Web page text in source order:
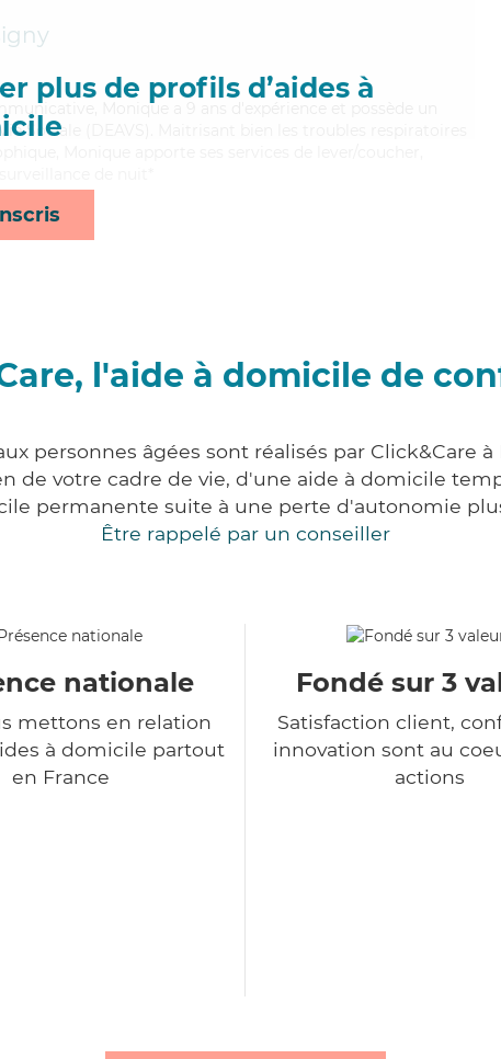
plus de profils d’aides à
Monique a 9 ans d'expérience et possède un
Sociale (DEAVS). Maitrisant bien les troubles respiratoires
l'aide à domicile de
personnes âgées sont réalisés par Click&Care
de votre cadre de vie, d'une aide à domicile
permanente suite à une perte d'autonomie
Être rappelé par un conseiller
nationale
mettons en relation
à domicile partout
en France
Fondé sur 3
Satisfaction client,
innovation sont au
actions